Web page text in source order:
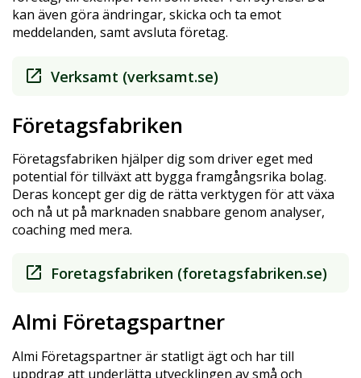
kan även göra ändringar, skicka och ta emot
meddelanden, samt avsluta företag.
Verksamt (verksamt.se)
Företagsfabriken
Företagsfabriken hjälper dig som driver eget med
potential för tillväxt att bygga framgångsrika bolag.
Deras koncept ger dig de rätta verktygen för att växa
och nå ut på marknaden snabbare genom analyser,
coaching med mera.
Foretagsfabriken (foretagsfabriken.se)
Almi Företagspartner
Almi Företagspartner är statligt ägt och har till
uppdrag att underlätta utvecklingen av små och